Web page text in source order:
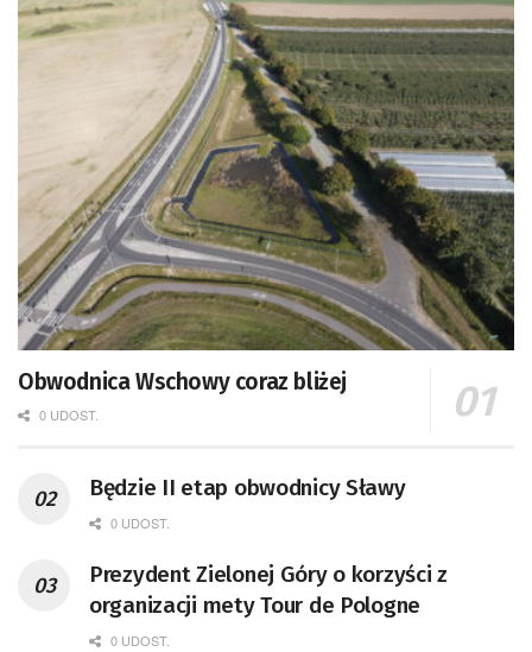
Obwodnica Wschowy coraz bliżej
0 UDOST.
Będzie II etap obwodnicy Sławy
0 UDOST.
Prezydent Zielonej Góry o korzyści z
organizacji mety Tour de Pologne
0 UDOST.